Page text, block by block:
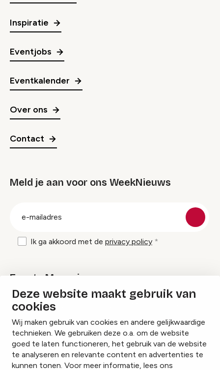
Deze website maakt gebruik van
cookies
Wij maken gebruik van cookies en andere gelijkwaardige
technieken. We gebruiken deze o.a. om de website
goed te laten functioneren, het gebruik van de website
te analyseren en relevante content en advertenties te
kunnen tonen. Voor meer informatie, lees ons
Inspiratie
Eventjobs
Eventkalender
Over ons
Contact
Meld je aan voor ons WeekNieuws
Ik ga akkoord met de privacy policy
Events Magazine
Ik ontvang graag Events Magazine
InstagramFacebookLinkedIn